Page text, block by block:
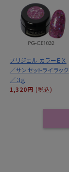
プリジェル カラーＥＸ
／サンセットライラック
／３ｇ
1,320円 (税込)